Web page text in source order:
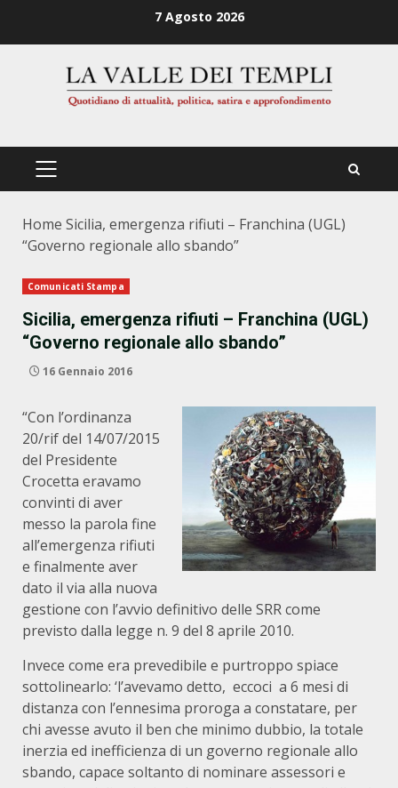
7 Agosto 2026
PRIMÄRES
Home Sicilia, emergenza rifiuti – Franchina (UGL)
“Governo regionale allo sbando”
Comunicati Stampa
Sicilia, emergenza rifiuti – Franchina (UGL)
“Governo regionale allo sbando”
16 Gennaio 2016
“Con l’ordinanza
20/rif del 14/07/2015
del Presidente
Crocetta eravamo
convinti di aver
messo la parola fine
all’emergenza rifiuti
e finalmente aver
dato il via alla nuova
gestione con l’avvio definitivo delle SRR come
previsto dalla legge n. 9 del 8 aprile 2010.
Invece come era prevedibile e purtroppo spiace
sottolinearlo: ‘l’avevamo detto, eccoci a 6 mesi di
distanza con l’ennesima proroga a constatare, per
chi avesse avuto il ben che minimo dubbio, la totale
inerzia ed inefficienza di un governo regionale allo
sbando, capace soltanto di nominare assessori e